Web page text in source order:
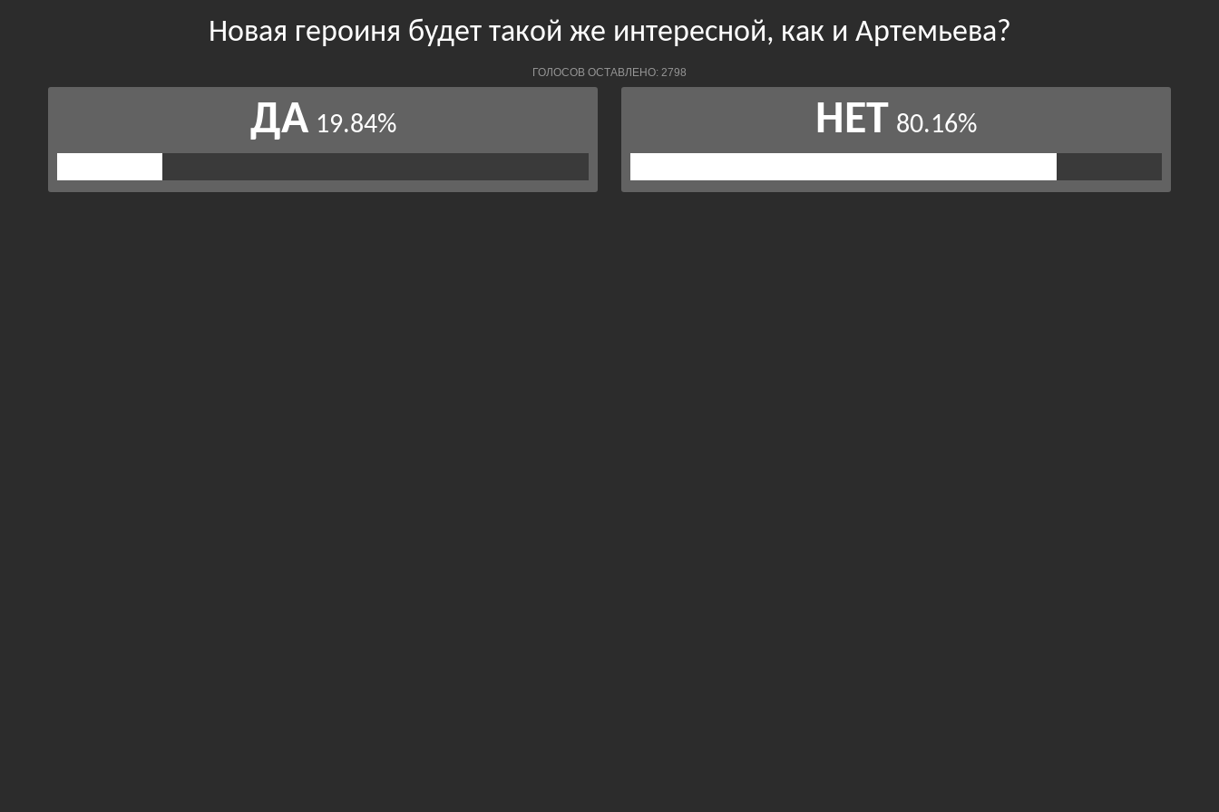
Новая героиня будет такой же интересной, как и Артемьева?
ГОЛОСОВ ОСТАВЛЕНО: 2798
ДА 19.84% НЕТ 80.16%